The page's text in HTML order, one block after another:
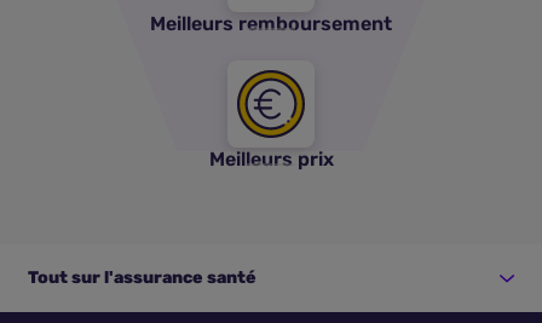
Meilleurs remboursement
Meilleurs prix
Tout sur l'assurance santé